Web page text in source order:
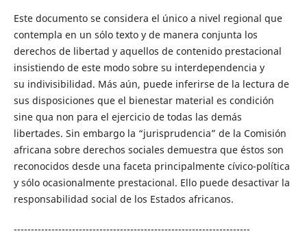
Este documento se considera el único a nivel regional que
contempla en un sólo texto y de manera conjunta los
derechos de libertad y aquellos de contenido prestacional
insistiendo de este modo sobre su interdependencia y
su indivisibilidad. Más aún, puede inferirse de la lectura de
sus disposiciones que el bienestar material es condición
sine qua non para el ejercicio de todas las demás
libertades. Sin embargo la “jurisprudencia” de la Comisión
africana sobre derechos sociales demuestra que éstos son
reconocidos desde una faceta principalmente cívico-­política
y sólo ocasionalmente prestacional. Ello puede desactivar la
responsabilidad social de los Estados africanos.
---------------------------------------------------------------------